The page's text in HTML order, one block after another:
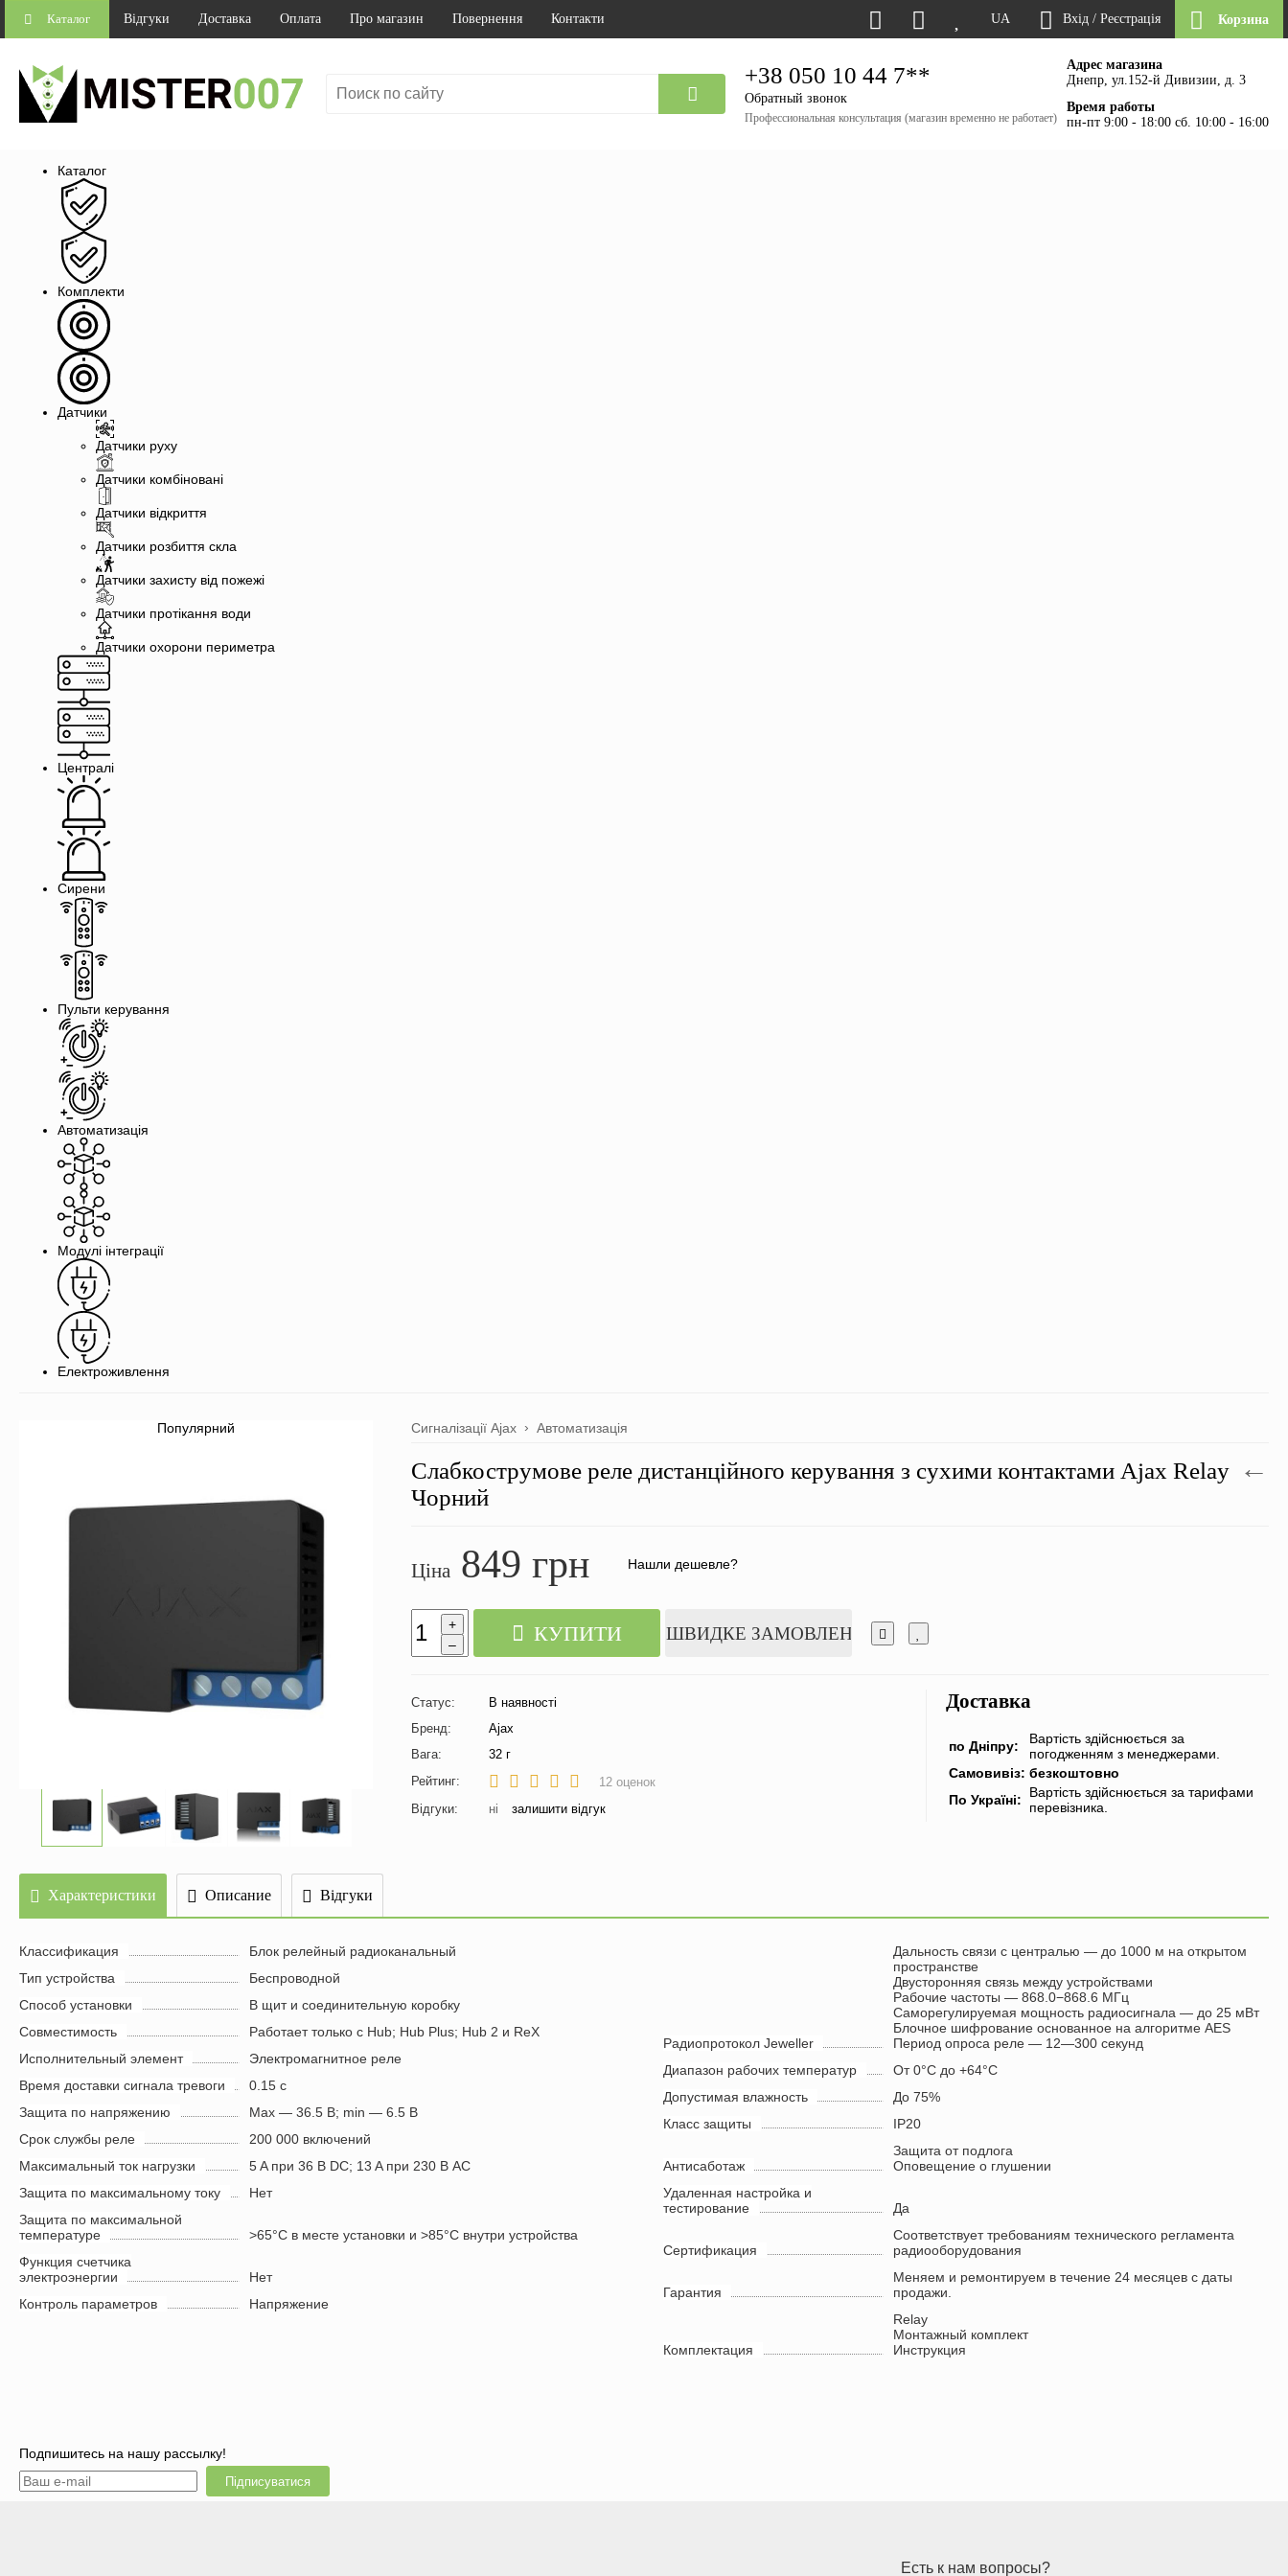
Каталог Відгуки Доставка Оплата Про магазин Повернення Контакти UA Вхід / Реєстрація Корзина
+38 050 10 44 7**
Обратный звонок
Профессиональная консультация (магазин временно не работает)
Адрес магазина
Днепр, ул.152-й Дивизии, д. 3
Время работы
пн-пт 9:00 - 18:00 сб. 10:00 - 16:00
Каталог
Комплекти
Датчики
Датчики руху
Датчики комбіновані
Датчики відкриття
Датчики розбиття скла
Датчики захисту від пожежі
Датчики протікання води
Датчики охорони периметра
Централі
Сирени
Пульти керування
Автоматизація
Модулі інтеграції
Електроживлення
Популярний Сигналізації Ajax Автоматизація
Слабкострумове реле дистанційного керування з сухими контактами Ajax Relay
Чорний
Ціна 849 грн Нашли дешевле?
+
–
КУПИТИ ШВИДКЕ ЗАМОВЛЕННЯ
Статус:
В наявності
Бренд:
Ajax
Вага:
32 г
Рейтинг:
12 оценок
Відгуки:
ні залишити відгук
Доставка
по Дніпру:
Вартість здійснюється за
погодженням з менеджерами.
Самовивіз: безкоштовно
По Україні:
Вартість здійснюється за тарифами
перевізника.
Характеристики Описание Відгуки
Классификация
Блок релейный радиоканальный
Тип устройства
Беспроводной
Способ установки
В щит и соединительную коробку
Совместимость
Работает только с Hub; Hub Plus; Hub 2 и ReX
Исполнительный элемент
Электромагнитное реле
Время доставки сигнала тревоги
0.15 с
Защита по напряжению
Max — 36.5 В; min — 6.5 В
Срок службы реле
200 000 включений
Максимальный ток нагрузки
5 A при 36 В DC; 13 A при 230 В AC
Защита по максимальному току
Нет
Защита по максимальной
температуре
>65°C в месте установки и >85°C внутри устройства
Функция счетчика
электроэнергии
Нет
Контроль параметров
Напряжение
Радиопротокол Jeweller
Дальность связи с централью — до 1000 м на открытом
пространстве
Двусторонняя связь между устройствами
Рабочие частоты — 868.0−868.6 МГц
Саморегулируемая мощность радиосигнала — до 25 мВт
Блочное шифрование основанное на алгоритме AES
Период опроса реле — 12—300 секунд
Диапазон рабочих температур
От 0°С до +64°С
Допустимая влажность
До 75%
Класс защиты
IP20
Антисаботаж
Защита от подлога
Оповещение о глушении
Удаленная настройка и
тестирование
Да
Сертификация
Соответствует требованиям технического регламента
радиооборудования
Гарантия
Меняем и ремонтируем в течение 24 месяцев с даты
продажи.
Комплектация
Relay
Монтажный комплект
Инструкция
Подпишитесь на нашу рассылку!
Підписуватися
Есть к нам вопросы?